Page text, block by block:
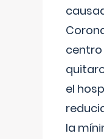
centro
el
la